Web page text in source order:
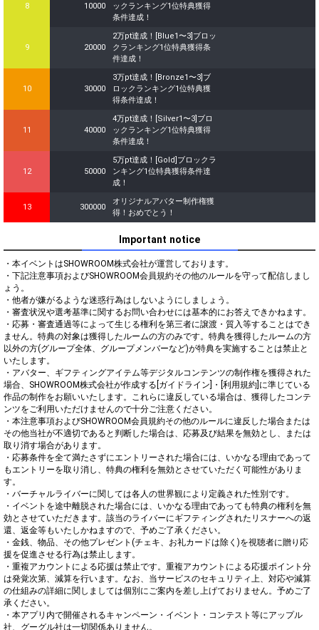
8 10000
ックランキング1位特典獲得
条件達成！
9 20000
2万pt達成！[Blue1〜3]ブロッ
クランキング1位特典獲得条
件達成！
10 30000
3万pt達成！[Bronze1〜3]ブ
ロックランキング1位特典獲
得条件達成！
11 40000
4万pt達成！[Silver1〜3]ブロ
ックランキング1位特典獲得
条件達成！
12 50000
5万pt達成！[Gold]ブロックラ
ンキング1位特典獲得条件達
成！
13 300000
オリジナルアバター制作権獲
得！おめでとう！
Important notice
・本イベントはSHOWROOM株式会社が運営しております。
・下記注意事項およびSHOWROOM会員規約その他のルールを守って配信しまし
ょう。
・他者が嫌がるような迷惑行為はしないようにしましょう。
・審査状況や選考基準に関するお問い合わせには基本的にお答えできかねます。
・応募・審査通過等によって生じる権利を第三者に譲渡・質入等することはでき
ません。特典の対象は獲得したルームの方のみです。特典を獲得したルームの方
以外の方(グループ全体、グループメンバーなど)が特典を実施することは禁止と
いたします。
・アバター、ギフティングアイテム等デジタルコンテンツの制作権を獲得された
場合、SHOWROOM株式会社が作成する[ガイドライン]・[利用規約]に準じている
作品の制作をお願いいたします。これらに違反している場合は、獲得したコンテ
ンツをご利用いただけませんので十分ご注意ください。
・本注意事項およびSHOWROOM会員規約その他のルールに違反した場合または
その他当社が不適切であると判断した場合は、応募及び結果を無効とし、または
取り消す場合があります。
・応募条件を全て満たさずにエントリーされた場合には、いかなる理由であって
もエントリーを取り消し、特典の権利を無効とさせていただく可能性がありま
す。
・バーチャルライバーに関しては各人の世界観により定義された性別です。
・イベントを途中離脱された場合には、いかなる理由であっても特典の権利を無
効とさせていただきます。該当のライバーにギフティングされたリスナーへの返
還、返金等もいたしかねますので、予めご了承ください。
・金銭、物品、その他プレゼント(チェキ、お礼カードは除く)を視聴者に贈り応
援を促進させる行為は禁止します。
・重複アカウントによる応援は禁止です。重複アカウントによる応援ポイント分
は発覚次第、減算を行います。なお、当サービスのセキュリティ上、対応や減算
の仕組みの詳細に関しましては個別にご案内を差し上げておりません。予めご了
承ください。
・本アプリ内で開催されるキャンペーン・イベント・コンテスト等にアップル
社、グーグル社は一切関係ありません。